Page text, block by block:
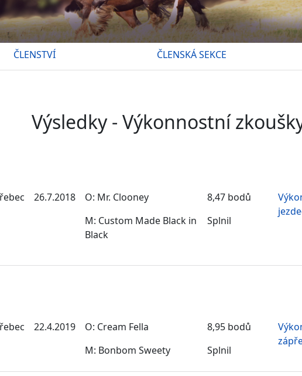
ČLENSTVÍ ČLENSKÁ SEKCE
Výsledky - Výkonnostní
26.7.2018
O: Mr. Clooney
M: Custom Made Black in
Black
8,47 bodů
Splnil
22.4.2019
O: Cream Fella
M: Bonbom Sweety
8,95 bodů
Splnil